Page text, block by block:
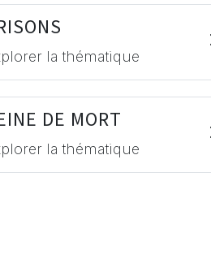
la thématique
DE MORT
la thématique